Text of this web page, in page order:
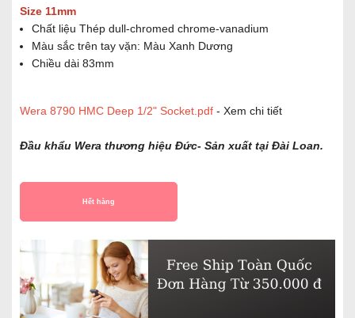
Size 11mm
Chất liệu Thép dull-chromed chrome-vanadium
Màu sắc trên tay vặn: Màu Xanh Dương
Chiều dài 83mm
Wera 8790 HMC Deep 1/2" Socket.pdf - Xem chi tiết
Đầu khẩu Wera thương hiệu Đức- Sản xuất tại Đài Loan.
Hết hàng